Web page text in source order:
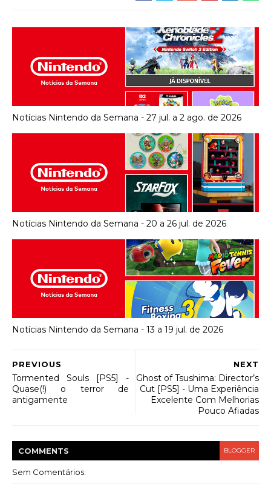
Notícias Nintendo da Semana - 27 jul. a 2 ago. de 2026
Notícias Nintendo da Semana - 20 a 26 jul. de 2026
Notícias Nintendo da Semana - 13 a 19 jul. de 2026
NEXT
Ghost of Tsushima: Director’s
Cut [PS5] - Uma Experiência
Excelente Com Melhorias
Pouco Afiadas
PREVIOUS
Tormented Souls [PS5] -
Quase(!) o terror de
antigamente
COMMENTS BLOGGER
Sem Comentários: